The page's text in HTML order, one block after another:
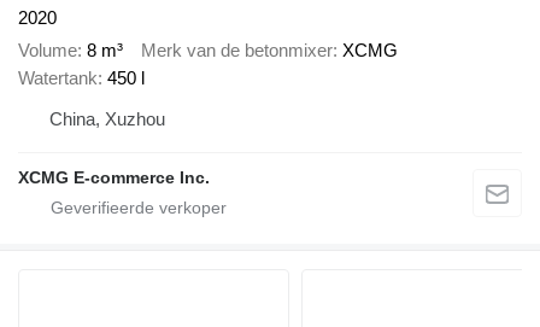
2020
Volume 8 m³ Merk van de betonmixer XCMG
Watertank 450 l
China, Xuzhou
XCMG E-commerce Inc.